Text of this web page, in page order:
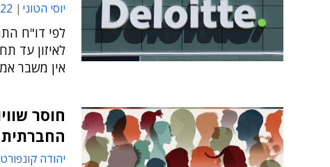
יוסי הטוני
לפי דו"ח
אין משבר
חוסר
החברתית
יהודה